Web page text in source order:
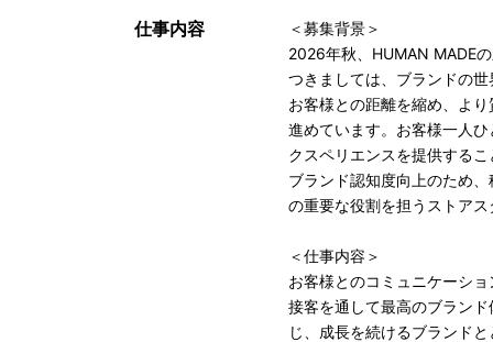
仕事内容
＜募集背景＞
2026年秋、HUMAN MADE
つきましては、ブランドの
お客様との距離を縮め、よ
進めています。お客様一人
クスペリエンスを提供する
ブランド認知度向上のため
の重要な役割を担うストア
＜仕事内容＞
お客様とのコミュニケーシ
接客を通して最高のブラン
じ、成長を続けるブランド